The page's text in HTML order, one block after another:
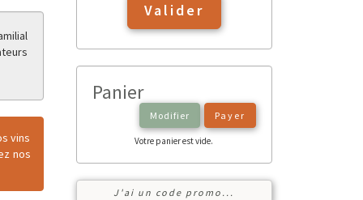
vins
nos
Valider
Panier
Modifier Payer
Votre panier est vide.
J'ai un code promo...